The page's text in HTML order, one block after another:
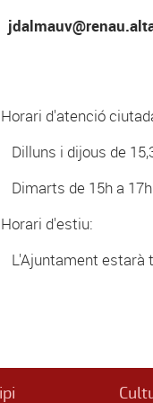
Horari d'atenció
i dijous de
de 15h a 17h
Horari d'estiu:
estarà